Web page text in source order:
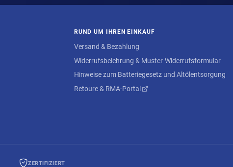
RUND UM IHREN EINKAUF
Versand & Bezahlung
Widerrufsbelehrung & Muster-Widerrufsformular
Hinweise zum Batteriegesetz und Altölentsorgung
Retoure & RMA-Portal
ZERTIFIZIERT